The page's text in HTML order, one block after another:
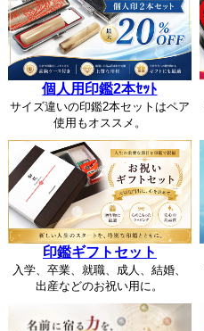
個人用印鑑2本ｾｯﾄ
サイズ違いの印鑑2本セットはペア
使用もオススメ。
印鑑ギフトセット
入学、卒業、就職、成人、結婚、
出産などのお祝い用に。